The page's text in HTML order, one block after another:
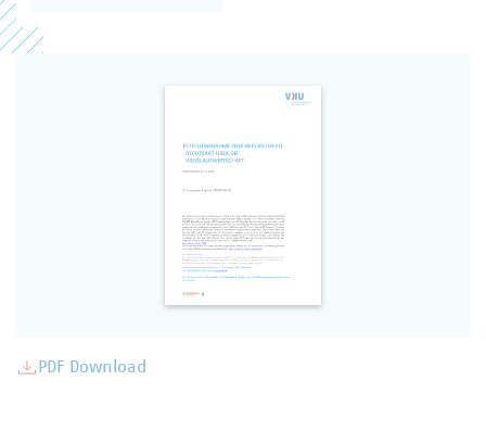
PDF Download